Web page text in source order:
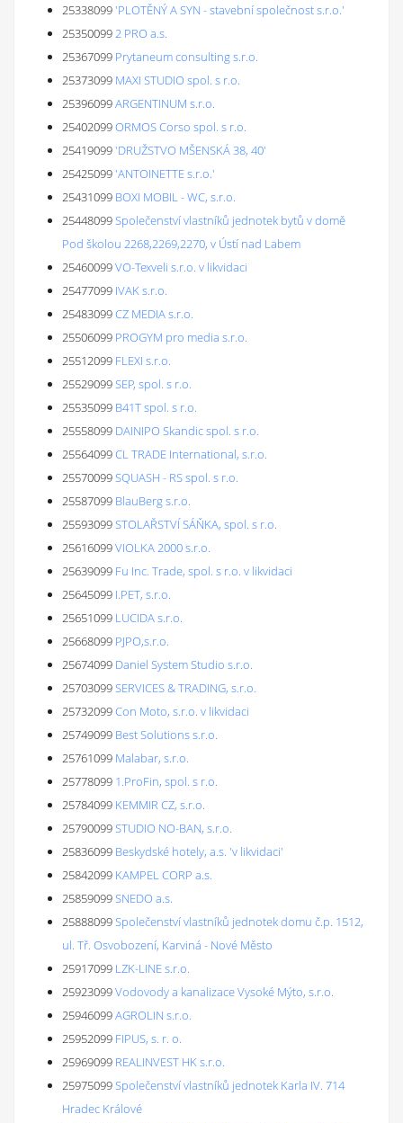
25338099'PLOTĚNÝ A SYN - stavební společnost s.r.o.'
253500992 PRO a.s.
25367099 Prytaneum consulting s.r.o.
25373099 MAXI STUDIO spol. s r.o.
25396099ARGENTINUM s.r.o.
25402099ORMOS Corso spol. s r.o.
25419099'DRUŽSTVO MŠENSKÁ 38, 40'
25425099'ANTOINETTE s.r.o.'
25431099 BOXI MOBIL - WC, s.r.o.
25448099Společenství vlastníků jednotek bytů v domě
Pod školou 2268,2269,2270, v Ústí nad Labem
25460099VO-Texveli s.r.o. v likvidaci
25477099 IVAK s.r.o.
25483099CZ MEDIA s.r.o.
25506099 PROGYM pro media s.r.o.
25512099 FLEXI s.r.o.
25529099SEP, spol. s r.o.
25535099 B41T spol. s r.o.
25558099 DAINIPO Skandic spol. s r.o.
25564099CL TRADE International, s.r.o.
25570099SQUASH - RS spol. s r.o.
25587099 BlauBerg s.r.o.
25593099STOLAŘSTVÍ SÁŇKA, spol. s r.o.
25616099VIOLKA 2000 s.r.o.
25639099 Fu Inc. Trade, spol. s r.o. v likvidaci
25645099 I.PET, s.r.o.
25651099 LUCIDA s.r.o.
25668099 PJPO,s.r.o.
25674099 Daniel System Studio s.r.o.
25703099SERVICES & TRADING, s.r.o.
25732099Con Moto, s.r.o. v likvidaci
25749099 Best Solutions s.r.o.
25761099 Malabar, s.r.o.
25778099 1.ProFin, spol. s r.o.
25784099 KEMMIR CZ, s.r.o.
25790099STUDIO NO-BAN, s.r.o.
25836099 Beskydské hotely, a.s. 'v likvidaci'
25842099 KAMPEL CORP a.s.
25859099SNEDO a.s.
25888099Společenství vlastníků jednotek domu č.p. 1512,
ul. Tř. Osvobození, Karviná - Nové Město
25917099 LZK-LINE s.r.o.
25923099Vodovody a kanalizace Vysoké Mýto, s.r.o.
25946099AGROLIN s.r.o.
25952099 FIPUS, s. r. o.
25969099 REALINVEST HK s.r.o.
25975099Společenství vlastníků jednotek Karla IV. 714
Hradec Králové